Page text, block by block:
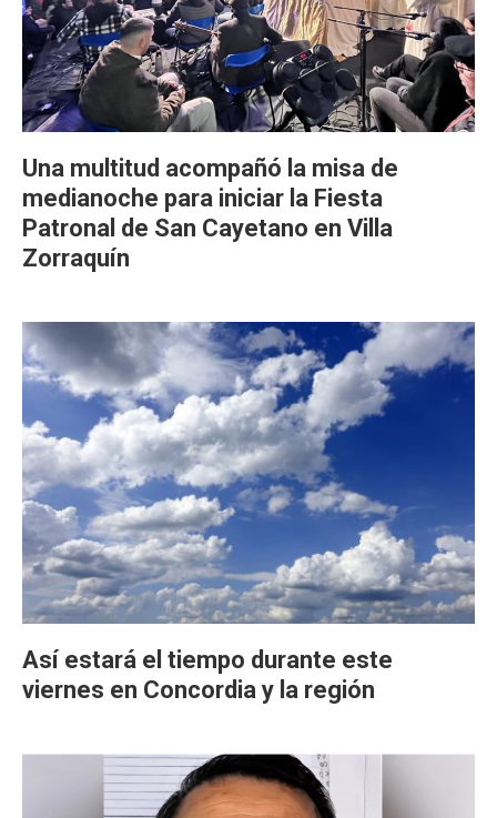
Una multitud acompañó la misa de
medianoche para iniciar la Fiesta
Patronal de San Cayetano en Villa
Zorraquín
Así estará el tiempo durante este
viernes en Concordia y la región